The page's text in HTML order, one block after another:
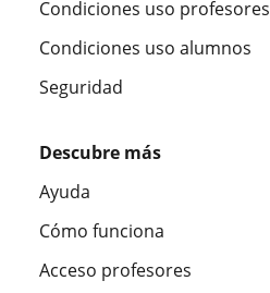
Condiciones uso profesores
Condiciones uso alumnos
Seguridad
Descubre más
Ayuda
Cómo funciona
Acceso profesores